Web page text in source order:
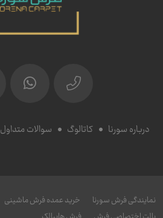
درباره سورنا کاتالوگ سوالات متداول
نمایندگی فرش سورنا خرید عمده فرش ماشینی